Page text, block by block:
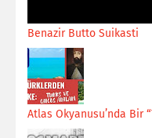
Benazir Butto Suikasti
Atlas Okyanusu’nda Bir